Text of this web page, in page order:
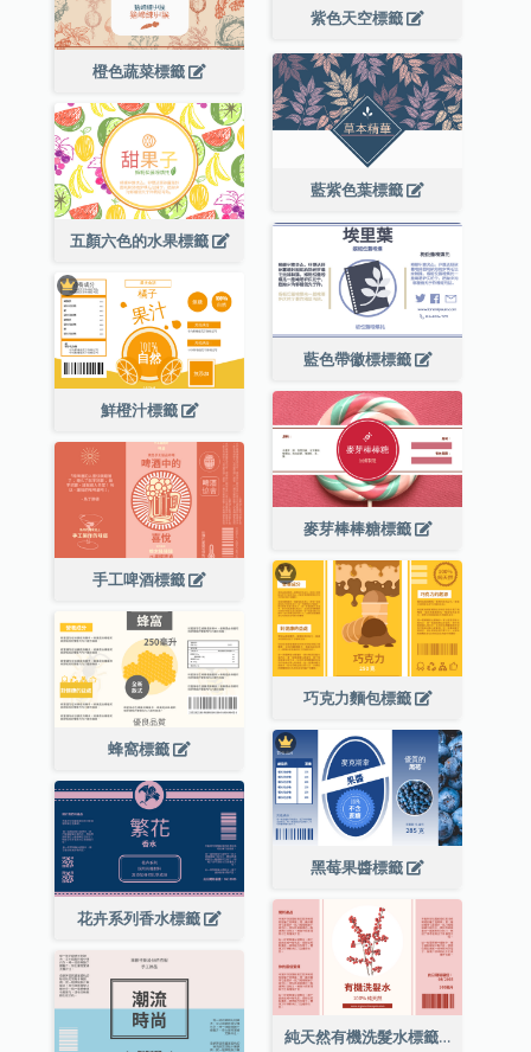
紫色天空標籤
橙色蔬菜標籤
藍紫色葉標籤
五顏六色的水果標籤
藍色帶徽標標籤
鮮橙汁標籤
麥芽棒棒糖標籤
手工啤酒標籤
巧克力麵包標籤
蜂窩標籤
黑莓果醬標籤
花卉系列香水標籤
純天然有機洗髮水標籤